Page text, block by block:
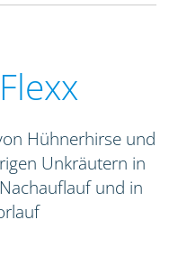
Flexx
Hühnerhirse und
Unkräutern in
und in